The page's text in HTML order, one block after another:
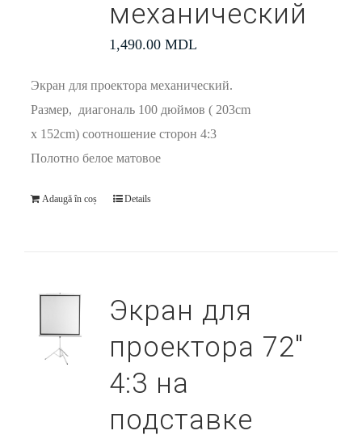
механический
1,490.00 MDL
Экран для проектора механический.
Размер, диагональ 100 дюймов ( 203cm
x 152cm) соотношение сторон 4:3
Полотно белое матовое
Adaugă în coș Details
Экран для
проектора 72″
4:3 на
подставке